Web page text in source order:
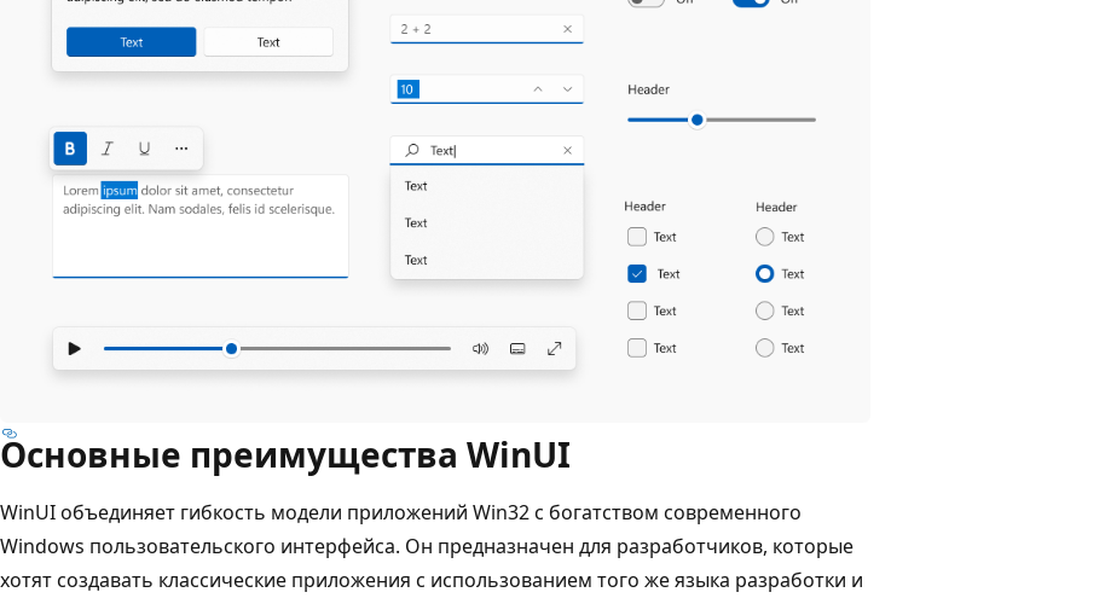
Основные преимущества WinUI
WinUI объединяет гибкость модели приложений Win32 с богатством современного
Windows пользовательского интерфейса. Он предназначен для разработчиков, которые
хотят создавать классические приложения с использованием того же языка разработки и